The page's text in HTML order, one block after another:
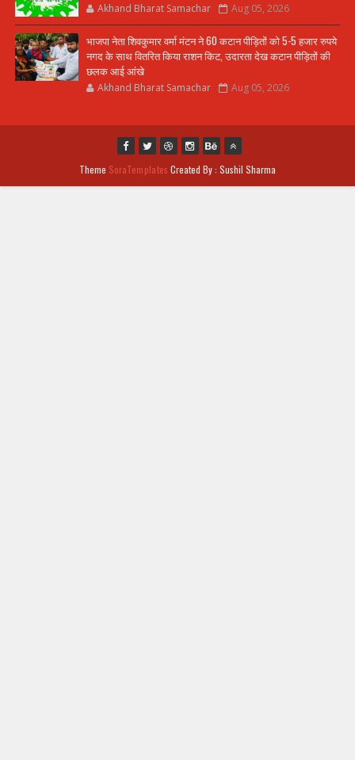
Akhand Bharat Samachar Aug 05, 2026
भाजपा नेता शिवकुमार वर्मा मंटन ने 60 कटान पीड़ितों को 5-5 हजार रुपये
नगद के साथ वितरित किया राशन किट, उदारता देख कटान पीड़ितों की
छलक आई आंखे
Akhand Bharat Samachar Aug 05, 2026
Theme SoraTemplates Created By : Sushil Sharma